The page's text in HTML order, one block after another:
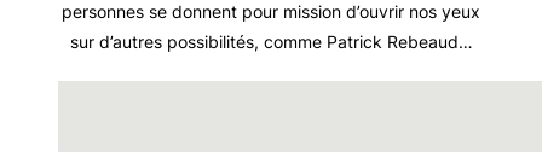
personnes se donnent pour mission d’ouvrir nos yeux
sur d’autres possibilités, comme Patrick Rebeaud…